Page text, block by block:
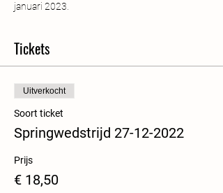
januari 2023.
Tickets
Uitverkocht
Soort ticket
Springwedstrijd 27-12-2022
Prijs
€ 18,50